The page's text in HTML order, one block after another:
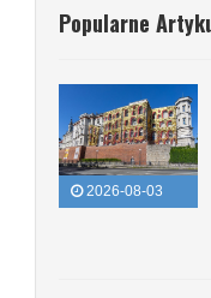
Popularne
2026-08-03